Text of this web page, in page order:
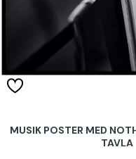
MUSIK POSTER MED
TAVLA